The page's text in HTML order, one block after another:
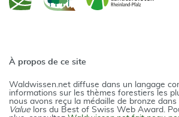
À propos de ce site
Waldwissen.net diffuse dans un langage
informations sur les thèmes forestiers les
nous avons reçu la médaille de bronze dans
Value lors du Best of Swiss Web Award.